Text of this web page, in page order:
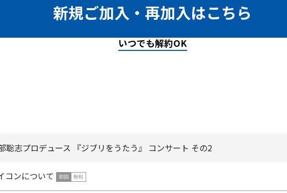
新規ご加入・再加入はこちら
いつでも解約OK
聡志プロデュース 『ジブリをうたう』 コンサート その2
コンについて